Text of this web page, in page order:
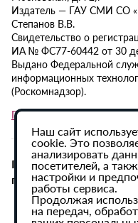
Издатель — ГАУ СМИ СО
Степанов В.В.
Свидетельство о
ИА № ФС77-60442 от 30
Выдано Федеральной
информационных
(Роскомнадзор).
Политика в отношении
При использовании
гиперссылка на ИА
Наш сайт
cookie. Это
анализировать
посетителей, а
настройки и
работы сервиса.
Продолжая
на передач,